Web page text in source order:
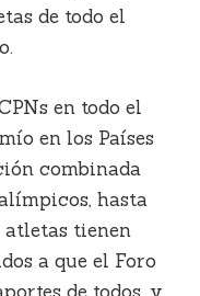
de todo el
en todo el
en los Países
combinada
hasta
atletas tienen
a que el Foro